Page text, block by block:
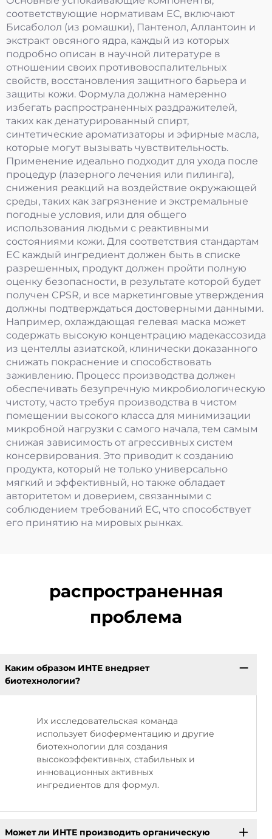
соответствующие нормативам ЕС, включают
Бисаболол (из ромашки), Пантенол, Аллантоин и
экстракт овсяного ядра, каждый из которых
подробно описан в научной литературе в
отношении своих противовоспалительных
свойств, восстановления защитного барьера и
защиты кожи. Формула должна намеренно
избегать распространенных раздражителей,
таких как денатурированный спирт,
синтетические ароматизаторы и эфирные масла,
которые могут вызывать чувствительность.
Применение идеально подходит для ухода после
процедур (лазерного лечения или пилинга),
снижения реакций на воздействие окружающей
среды, таких как загрязнение и экстремальные
погодные условия, или для общего
использования людьми с реактивными
состояниями кожи. Для соответствия стандартам
ЕС каждый ингредиент должен быть в списке
разрешенных, продукт должен пройти полную
оценку безопасности, в результате которой будет
получен CPSR, и все маркетинговые утверждения
должны подтверждаться достоверными данными.
Например, охлаждающая гелевая маска может
содержать высокую концентрацию мадекассозида
из центеллы азиатской, клинически доказанного
снижать покраснение и способствовать
заживлению. Процесс производства должен
обеспечивать безупречную микробиологическую
чистоту, часто требуя производства в чистом
помещении высокого класса для минимизации
микробной нагрузки с самого начала, тем самым
снижая зависимость от агрессивных систем
консервирования. Это приводит к созданию
продукта, который не только универсально
мягкий и эффективный, но также обладает
авторитетом и доверием, связанными с
соблюдением требований ЕС, что способствует
его принятию на мировых рынках.
распространенная
проблема
Каким образом ИНТЕ внедряет
биотехнологии?
Их исследовательская команда
использует биоферментацию и другие
биотехнологии для создания
высокоэффективных, стабильных и
инновационных активных
ингредиентов для формул.
Может ли ИНТЕ производить органическую